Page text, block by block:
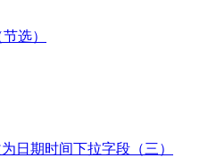
选）
日期时间下拉字段（三）